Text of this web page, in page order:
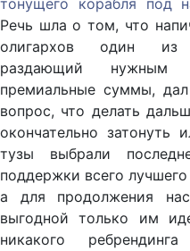
тонущего корабля под
Речь шла о том, что
олигархов один из
раздающий нужным
премиальные суммы,
вопрос, что делать
окончательно затонуть
тузы выбрали
поддержки всего
а для продолжения
выгодной только им
никакого